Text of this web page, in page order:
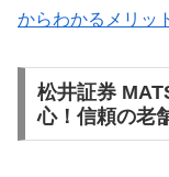
からわかるメリッ
松井証券
心！信頼の老